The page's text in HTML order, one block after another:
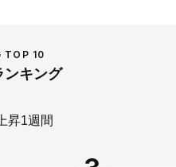
TOP 10
ンキング
昇1週間